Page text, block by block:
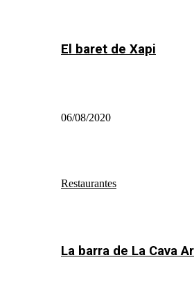
El baret de Xapi
06/08/2020
Restaurantes
La barra de La Cava